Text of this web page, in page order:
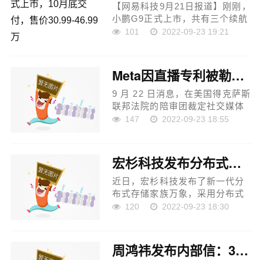
【网易科技9月21日报道】刚刚，
小鹏G9正式上市，共有三个续航
版本，包括570 G、570 E、702
型。新车售价30。99-46。99万
元，并将于...
101 2022-09-23 19:21
Meta因直播专利被勒令向Voxer赔偿近1.75亿美元
9 月 22 日消息，在美国得克萨斯
联邦法院的陪审团裁定社交媒体
巨头违反 Facebook Live 和
Talkie 消息应用程序创建者
Voxer 支付超过 1。...
147 2022-09-23 18:55
宏杉科技发布分布式存储家族“万象”
近日，宏杉科技发布了新一代分
布式存储家族万象，采用分布式
去中心化的架构，融合文件、
据集群架构，通过宏杉自研...
120 2022-09-23 18:30
周鸿祎发布内部信：360政企集团更名360数字安全集团